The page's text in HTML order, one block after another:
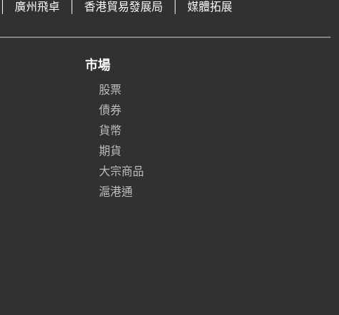
廣州飛卓 香港貿易發展局 媒體拓展
市場
股票
債券
貨幣
期貨
大宗商品
滬港通